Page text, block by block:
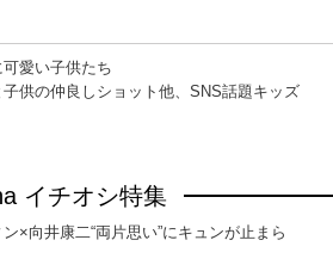
愛い子供たち
供の仲良しショット他、SNS話題キッズ
イチオシ特集
×向井康二“両片思い”にキュンが止まら